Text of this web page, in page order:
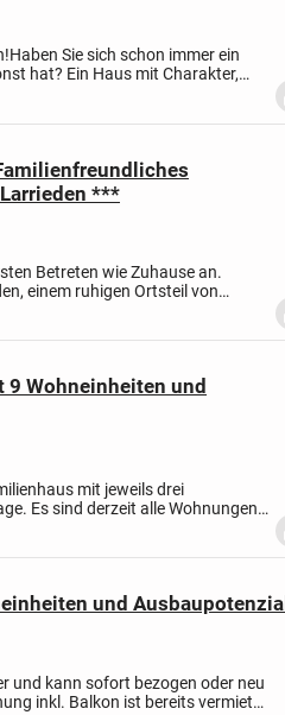
Haben Sie sich schon immer ein
hat? Ein Haus mit Charakter,
***
Betreten wie Zuhause an.
einem ruhigen Ortsteil von
Wohneinheiten und
mit jeweils drei
Es sind derzeit alle Wohnungen
und Ausbaupotenzial
und kann sofort bezogen oder neu
inkl. Balkon ist bereits vermietet